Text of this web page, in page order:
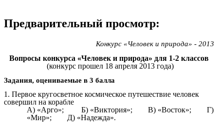
Предварительный просмотр:
Конкурс «Человек и природа» - 2013
Вопросы конкурса «Человек и природа» для 1-2 классов
(конкурс прошел 18 апреля 2013 года)
Задания, оцениваемые в 3 балла
1. Первое кругосветное космическое путешествие человек
совершил на корабле
А) «Арго»; Б) «Виктория»; В) «Восток»; Г)
«Мир»; Д) «Надежда».